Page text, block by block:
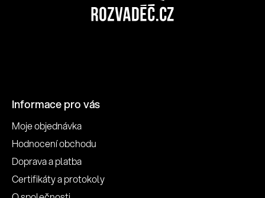
Informace pro vás
Moje objednávka
Hodnocení obchodu
Doprava a platba
Certifikáty a protokoly